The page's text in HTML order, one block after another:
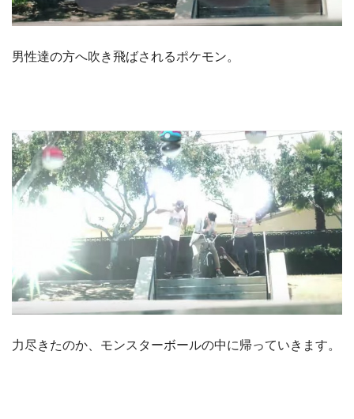
男性達の方へ吹き飛ばされるポケモン。
力尽きたのか、モンスターボールの中に帰っていきます。